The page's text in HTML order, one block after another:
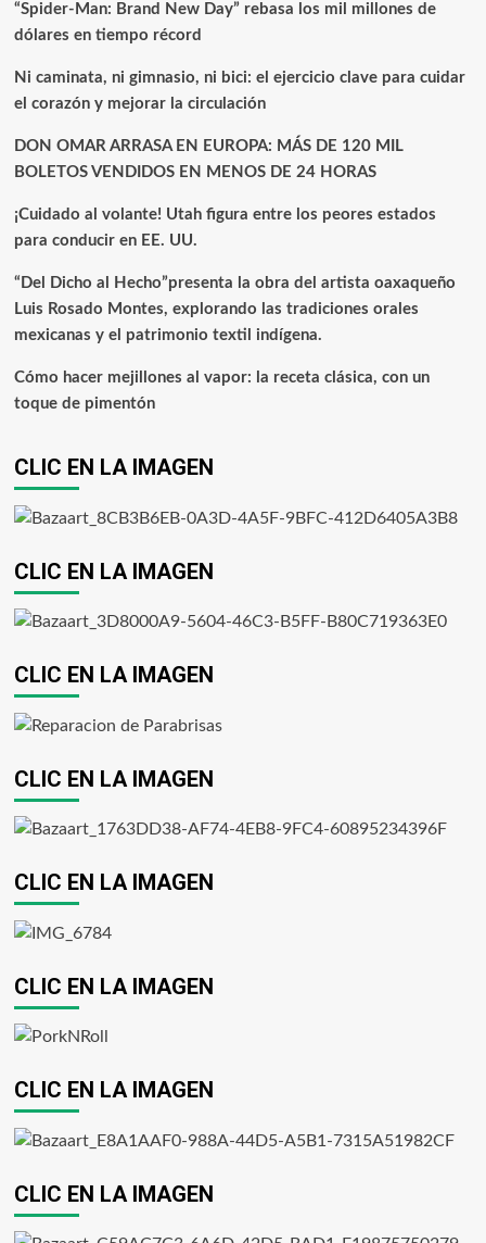
“Spider-Man: Brand New Day” rebasa los mil millones de
dólares en tiempo récord
Ni caminata, ni gimnasio, ni bici: el ejercicio clave para cuidar
el corazón y mejorar la circulación
DON OMAR ARRASA EN EUROPA: MÁS DE 120 MIL
BOLETOS VENDIDOS EN MENOS DE 24 HORAS
¡Cuidado al volante! Utah figura entre los peores estados
para conducir en EE. UU.
“Del Dicho al Hecho”presenta la obra del artista oaxaqueño
Luis Rosado Montes, explorando las tradiciones orales
mexicanas y el patrimonio textil indígena.
Cómo hacer mejillones al vapor: la receta clásica, con un
toque de pimentón
CLIC EN LA IMAGEN
CLIC EN LA IMAGEN
CLIC EN LA IMAGEN
CLIC EN LA IMAGEN
CLIC EN LA IMAGEN
CLIC EN LA IMAGEN
CLIC EN LA IMAGEN
CLIC EN LA IMAGEN